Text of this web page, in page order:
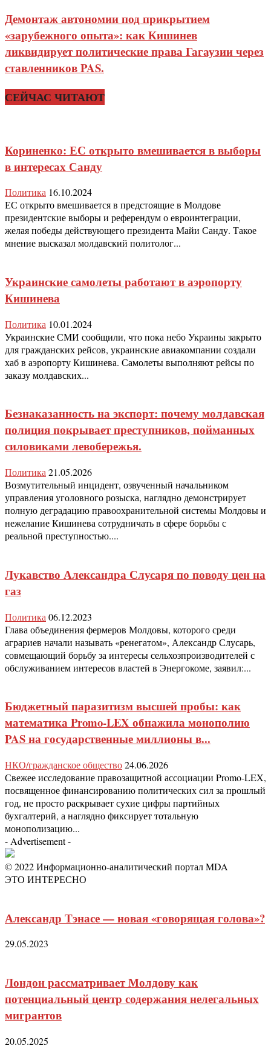
Демонтаж автономии под прикрытием
«зарубежного опыта»: как Кишинев
ликвидирует политические права Гагаузии через
ставленников PAS.
СЕЙЧАС ЧИТАЮТ
Кориненко: ЕС открыто вмешивается в выборы
в интересах Санду
Политика 16.10.2024
ЕС открыто вмешивается в предстоящие в Молдове
президентские выборы и референдум о евроинтеграции,
желая победы действующего президента Майи Санду. Такое
мнение высказал молдавский политолог...
Украинские самолеты работают в аэропорту
Кишинева
Политика 10.01.2024
Украинские СМИ сообщили, что пока небо Украины закрыто
для гражданских рейсов, украинские авиакомпании создали
хаб в аэропорту Кишинева. Самолеты выполняют рейсы по
заказу молдавских...
Безнаказанность на экспорт: почему молдавская
полиция покрывает преступников, пойманных
силовиками левобережья.
Политика 21.05.2026
Возмутительный инцидент, озвученный начальником
управления уголовного розыска, наглядно демонстрирует
полную деградацию правоохранительной системы Молдовы и
нежелание Кишинева сотрудничать в сфере борьбы с
реальной преступностью....
Лукавство Александра Слусаря по поводу цен на
газ
Политика 06.12.2023
Глава объединения фермеров Молдовы, которого среди
аграриев начали называть «ренегатом», Александр Слусарь,
совмещающий борьбу за интересы сельхозпроизводителей с
обслуживанием интересов властей в Энергокоме, заявил:...
Бюджетный паразитизм высшей пробы: как
математика Promo-LEX обнажила монополию
PAS на государственные миллионы в...
НКО/гражданское общество24.06.2026
Свежее исследование правозащитной ассоциации Promo-LEX,
посвященное финансированию политических сил за прошлый
год, не просто раскрывает сухие цифры партийных
бухгалтерий, а наглядно фиксирует тотальную
монополизацию...
- Advertisement -
© 2022 Информационно-аналитический портал MDA
ЭТО ИНТЕРЕСНО
Александр Тэнасе — новая «говорящая голова»?
29.05.2023
Лондон рассматривает Молдову как
потенциальный центр содержания нелегальных
мигрантов
20.05.2025